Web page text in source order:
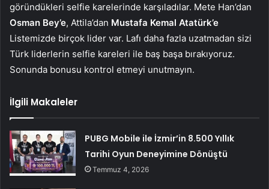
göründükleri selfie karelerinde karşıladılar. Mete Han’dan
Osman Bey’e, Attila’dan Mustafa Kemal Atatürk’e
Listemizde birçok lider var. Lafı daha fazla uzatmadan sizi
Türk liderlerin selfie kareleri ile baş başa bırakıyoruz.
Sonunda bonusu kontrol etmeyi unutmayın.
İlgili Makaleler
PUBG Mobile ile İzmir’in 8.500 Yıllık
Tarihi Oyun Deneyimine Dönüştü
Temmuz 4, 2026